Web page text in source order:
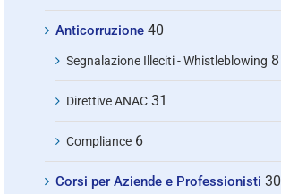
Anticorruzione 40
Segnalazione Illeciti - Whistleblowing 8
Direttive ANAC 31
Compliance 6
Corsi per Aziende e Professionisti 30